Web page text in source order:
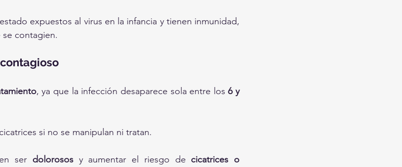
expuestos al virus en la infancia y tienen inmunidad,
contagien.
, ya que la infección desaparece sola entre los 6 y
si no se manipulan ni tratan.
ser dolorosos y aumentar el riesgo de cicatrices o